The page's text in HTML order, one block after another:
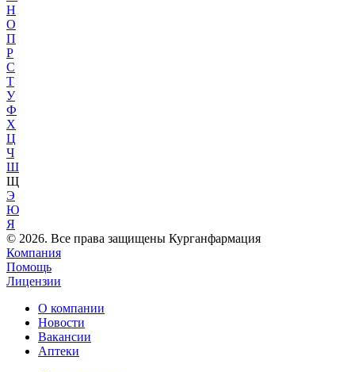
Н
О
П
Р
С
Т
У
Ф
Х
Ц
Ч
Ш
Щ
Э
Ю
Я
© 2026. Все права защищены Курганфармация
Компания
Помощь
Лицензии
О компании
Новости
Вакансии
Аптеки